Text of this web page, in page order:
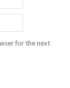
for the next